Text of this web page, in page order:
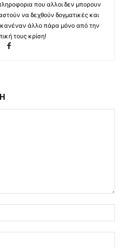
που αλλοι δεν μπορουν
να δεχθούν δογματικές και
άλλο πάρα μόνο από την
τους κρίση!